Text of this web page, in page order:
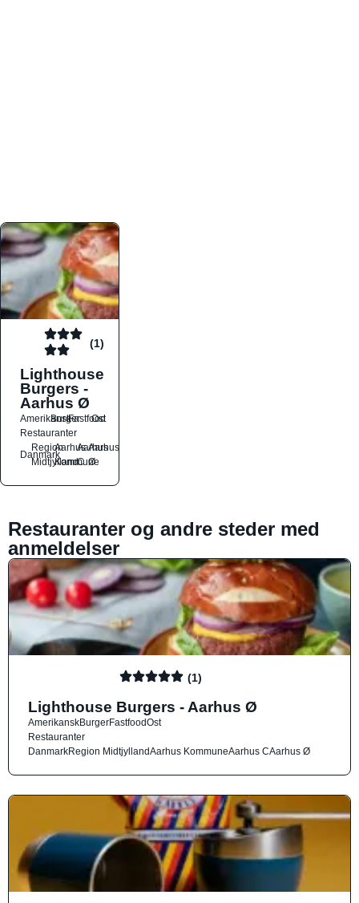
(1)
Lighthouse
Burgers -
Aarhus Ø
Amerikansk
BurgerFastfood
Ost
Restauranter
Danmark
Region
Midtjylland
Aarhus
Kommune
Aarhus
C
Aarhus
Ø
Restauranter og andre steder med
anmeldelser
(1)
Lighthouse Burgers - Aarhus Ø
AmerikanskBurgerFastfoodOst
Restauranter
DanmarkRegion MidtjyllandAarhus KommuneAarhus CAarhus Ø